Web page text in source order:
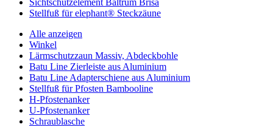
Sichtschutzelement Baltrum Brisa
Stellfuß für elephant® Steckzäune
Alle anzeigen
Winkel
Lärmschutzzaun Massiv, Abdeckbohle
Batu Line Zierleiste aus Aluminium
Batu Line Adapterschiene aus Aluminium
Stellfuß für Pfosten Bambooline
H-Pfostenanker
U-Pfostenanker
Schraublasche